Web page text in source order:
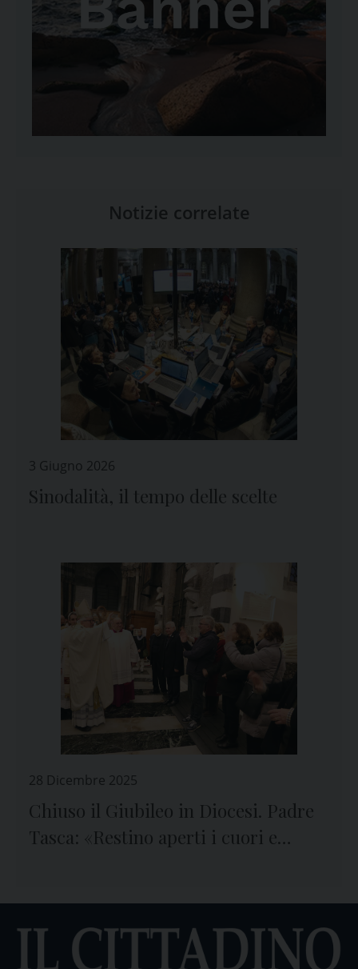
Notizie correlate
3 Giugno 2026
Sinodalità, il tempo delle scelte
28 Dicembre 2025
Chiuso il Giubileo in Diocesi. Padre
Tasca: «Restino aperti i cuori e